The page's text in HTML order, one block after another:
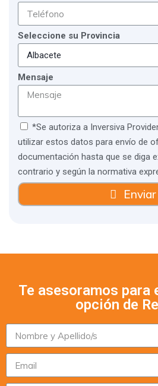
Seleccione su Provincia
Mensaje
*Se autoriza a Inversiva
utilizar estos datos para envío de
documentación hasta que se diga
contrario y según la normativa
Enviar
Te asesoramos para
opción de